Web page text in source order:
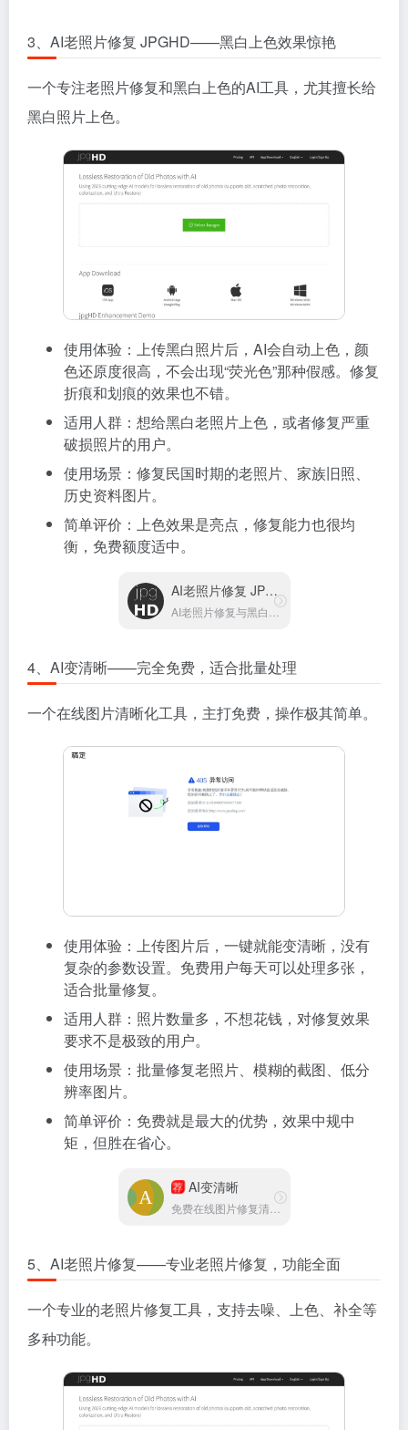
3、AI老照片修复 JPGHD——黑白上色效果惊艳
一个专注老照片修复和黑白上色的AI工具，尤其擅长给
黑白照片上色。
使用体验：上传黑白照片后，AI会自动上色，颜
色还原度很高，不会出现“荧光色”那种假感。修复
折痕和划痕的效果也不错。
适用人群：想给黑白老照片上色，或者修复严重
破损照片的用户。
使用场景：修复民国时期的老照片、家族旧照、
历史资料图片。
简单评价：上色效果是亮点，修复能力也很均
衡，免费额度适中。
AI老照片修复 JPGHD
AI老照片修复与黑白上色工具
4、AI变清晰——完全免费，适合批量处理
一个在线图片清晰化工具，主打免费，操作极其简单。
使用体验：上传图片后，一键就能变清晰，没有
复杂的参数设置。免费用户每天可以处理多张，
适合批量修复。
适用人群：照片数量多，不想花钱，对修复效果
要求不是极致的用户。
使用场景：批量修复老照片、模糊的截图、低分
辨率图片。
简单评价：免费就是最大的优势，效果中规中
矩，但胜在省心。
荐 AI变清晰
免费在线图片修复清晰工具
5、AI老照片修复——专业老照片修复，功能全面
一个专业的老照片修复工具，支持去噪、上色、补全等
多种功能。